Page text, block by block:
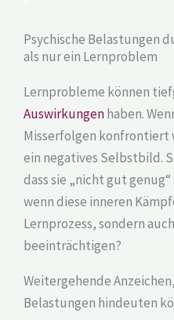
Psychische Belastungen
als nur ein Lernproblem
Lernprobleme können
Auswirkungenhaben.
Misserfolgen konfrontiert
ein negatives Selbstbild.
dass sie „nicht gut
wenn diese inneren
Lernprozess, sondern
beeinträchtigen?
Weitergehende
Belastungen hindeuten